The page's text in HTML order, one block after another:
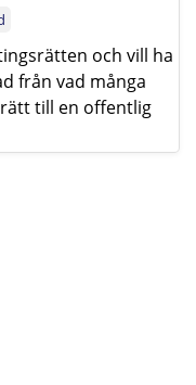
och vill ha
från vad många
till en offentlig